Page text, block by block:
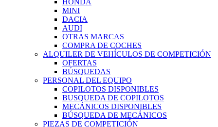
HONDA
MINI
DACIA
AUDI
OTRAS MARCAS
COMPRA DE COCHES
ALQUILER DE VEHÍCULOS DE COMPETICIÓN
OFERTAS
BÚSQUEDAS
PERSONAL DEL EQUIPO
COPILOTOS DISPONIBLES
BUSQUEDA DE COPILOTOS
MECÁNICOS DISPONIBLES
BÚSQUEDA DE MECÁNICOS
PIEZAS DE COMPETICIÓN